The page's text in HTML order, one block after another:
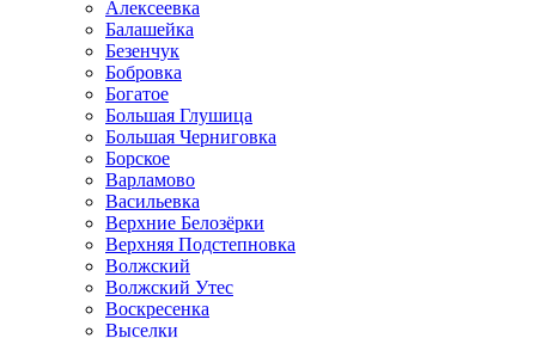
Алексеевка
Балашейка
Безенчук
Бобровка
Богатое
Большая Глушица
Большая Черниговка
Борское
Варламово
Васильевка
Верхние Белозёрки
Верхняя Подстепновка
Волжский
Волжский Утес
Воскресенка
Выселки